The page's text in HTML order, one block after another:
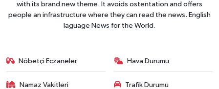
with its brand new theme. It avoids ostentation and offers
people an infrastructure where they can read the news. English
laguage News for the World.
Nöbetçi Eczaneler Hava Durumu
Namaz Vakitleri Trafik Durumu